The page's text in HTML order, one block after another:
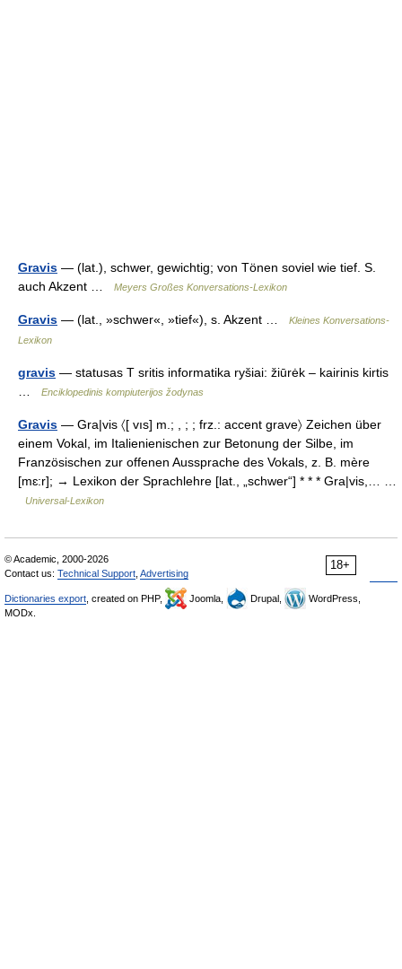
Gravis — (lat.), schwer, gewichtig; von Tönen soviel wie tief. S.
auch Akzent …
Meyers Großes Konversations-Lexikon
Gravis — (lat., »schwer«, »tief«), s. Akzent …
Kleines Konversations-
Lexikon
gravis — statusas T sritis informatika ryšiai: žiūrėk – kairinis kirtis
Enciklopedinis kompiuterijos žodynas
Gravis — Gra|vis 〈[ vıs] m.; , ; ; frz.: accent grave〉 Zeichen über
einem Vokal, im Italienienischen zur Betonung der Silbe, im
Französischen zur offenen Aussprache des Vokals, z. B. mère
[mɛ:r]; → Lexikon der Sprachlehre [lat., „schwer“] * * * Gra|vis,… …
Universal-Lexikon
18+
© Academic, 2000-2026
Contact us: Technical Support Advertising
Dictionaries export , created on PHP, Joomla, Drupal,
WordPress,
MODx.